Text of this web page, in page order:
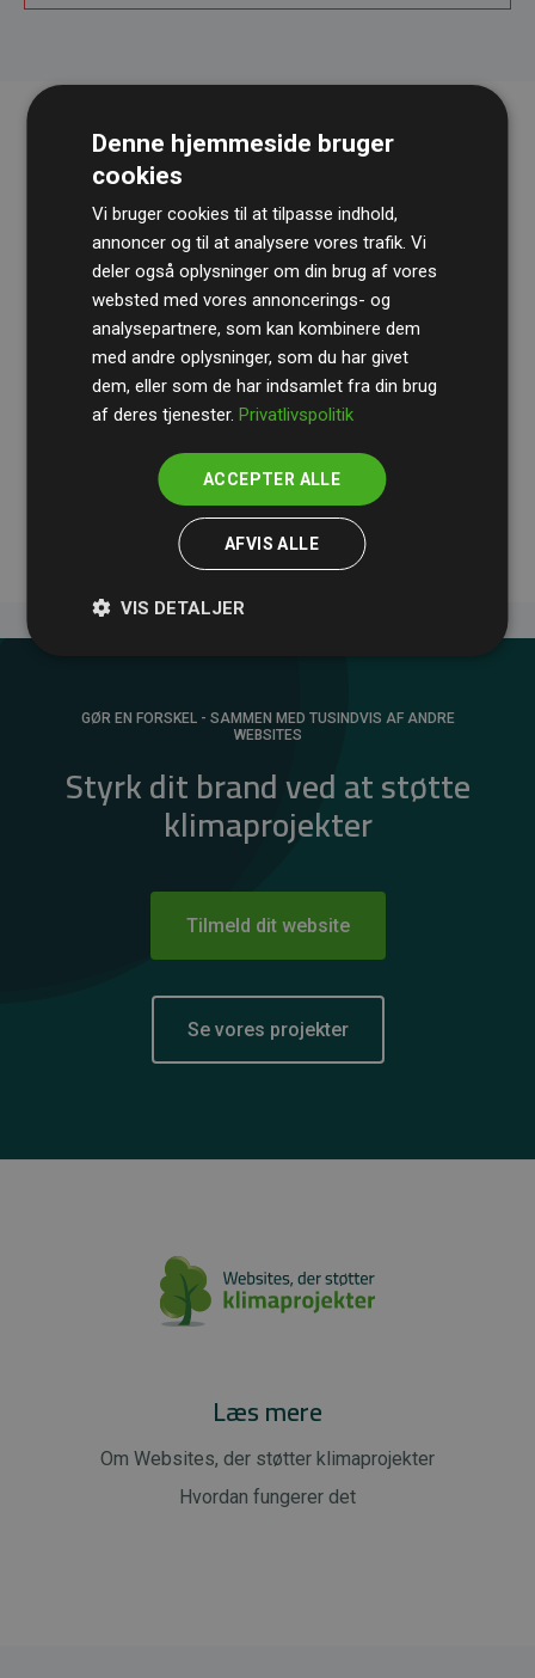
RevisionshusetBDOgennemgår løbende vores
beregninger og metode for at sikre gennemsigtighed
og pålidelighed.
Deres revision dokumenterer, at vores investeringer i
medlemmernes websites estimerede CO₂-
GØR EN FORSKEL - SAMMEN MED TUSINDVIS AF ANDRE
WEBSITES
Styrk dit brand ved at støtte
klimaprojekter
Tilmeld dit website
Se vores projekter
Læs mere
Om Websites, der støtter klimaprojekter
Hvordan fungerer det
Denne hjemmeside bruger
cookies
Vi bruger cookies til at tilpasse indhold,
annoncer og til at analysere vores trafik. Vi
deler også oplysninger om din brug af vores
websted med vores annoncerings- og
analysepartnere, som kan kombinere dem
med andre oplysninger, som du har givet
dem, eller som de har indsamlet fra din brug
af deres tjenester.Privatlivspolitik
ACCEPTER ALLE
AFVIS ALLE
VIS DETALJER